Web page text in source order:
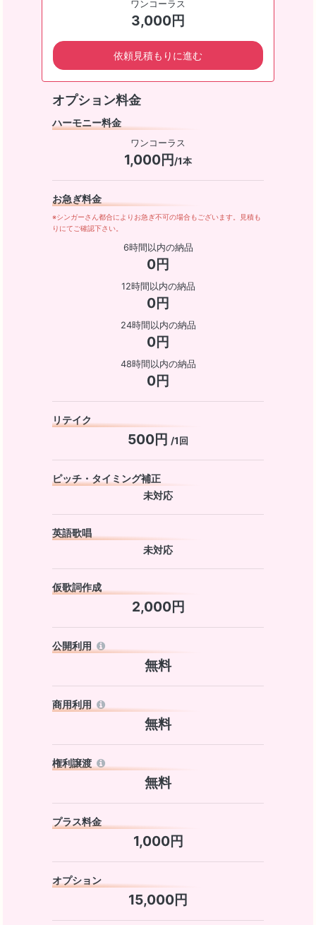
ワンコーラス
3,000円
依頼見積もりに進む
オプション料金
ハーモニー料金
ワンコーラス
1,000円/1本
お急ぎ料金
※シンガーさん都合によりお急ぎ不可の場合もございます。見積も
りにてご確認下さい。
6時間以内の納品
0円
12時間以内の納品
0円
24時間以内の納品
0円
48時間以内の納品
0円
リテイク
500円 /1回
ピッチ・タイミング補正
未対応
英語歌唱
未対応
仮歌詞作成
2,000円
公開利用
無料
商用利用
無料
権利譲渡
無料
プラス料金
1,000円
オプション
15,000円